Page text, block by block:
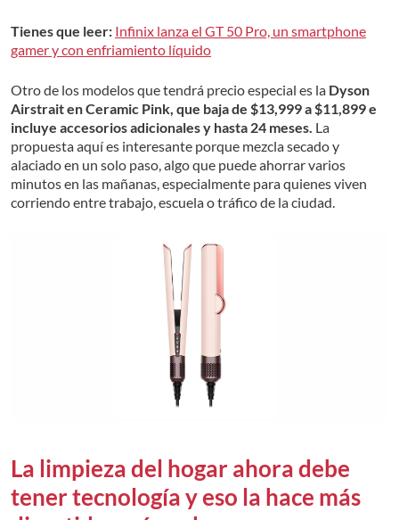
Tienes que leer: Infinix lanza el GT 50 Pro, un smartphone
gamer y con enfriamiento líquido
Otro de los modelos que tendrá precio especial es la Dyson
Airstrait en Ceramic Pink, que baja de $13,999 a $11,899 e
incluye accesorios adicionales y hasta 24 meses. La
propuesta aquí es interesante porque mezcla secado y
alaciado en un solo paso, algo que puede ahorrar varios
minutos en las mañanas, especialmente para quienes viven
corriendo entre trabajo, escuela o tráfico de la ciudad.
La limpieza del hogar ahora debe
tener tecnología y eso la hace más